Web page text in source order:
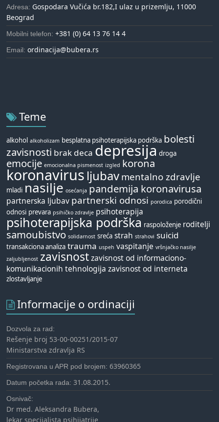
Adresa: Gospodara Vučića br.182,I ulaz u prizemlju, 11000
Beograd
Mobilni telefon:+381 (0) 64 13 76 14 4
Email:ordinacija@bubera.rs
Teme
alkohol alkoholizam besplatna psihoterapijska podrška bolesti
zavisnosti brak deca depresija droga
emocije emocionalna pismenost izgled korona
koronavirus ljubav mentalno zdravlje
mladi nasilje osećanja pandemija koronavirusa
partnerska ljubav partnerski odnosi porodica porodični
odnosi prevara psihičko zdravlje psihoterapija
psihoterapijska podrška raspoloženje roditelji
samoubistvo solidarnost sreća strah strahovi suicid
transakciona analiza trauma uspeh vaspitanje vršnjačko nasilje
zaljubljenost zavisnost zavisnost od informaciono-
komunikacionih tehnologija zavisnost od interneta
zlostavljanje
Informacije o ordinaciji
Dozvola za rad:
Rešenje broj 53-00-00251/2015-07
Ministarstva zdravlja RS
Registrovana u APR pod brojem:63960365
Datum početka rada:31.08.2015.
Osnivač:
Dr med. Aleksandra Bubera,
lekar specijalista psihijatrije